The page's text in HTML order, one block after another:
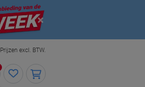
Close
Prijzen excl. BTW.